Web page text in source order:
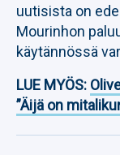
uutisista on
Mourinhon
käytännössä
LUE MYÖS:
”Äijä on